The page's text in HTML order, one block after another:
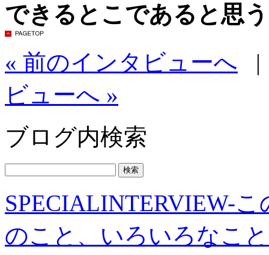
できるとこであると思
« 前のインタビューへ
ビューへ »
ブログ内検索
SPECIALINTERVIEW-
のこと、いろいろなこ